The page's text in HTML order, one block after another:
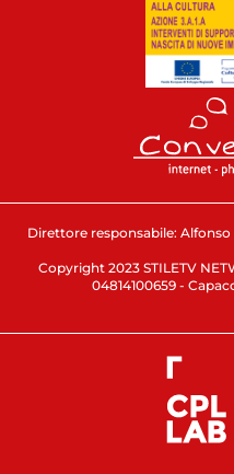
Direttore responsabile:
Copyright 2023 STILETV
04814100659 -